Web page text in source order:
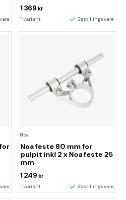
1 369 kr
1 variant Bestillingsvare
Noa
Noa feste 80 mm for
pulpit inkl 2 x Noa feste 25
mm
1 249 kr
1 variant Bestillingsvare